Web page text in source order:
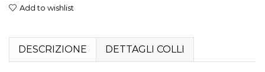
Add to wishlist
DESCRIZIONE DETTAGLI COLLI